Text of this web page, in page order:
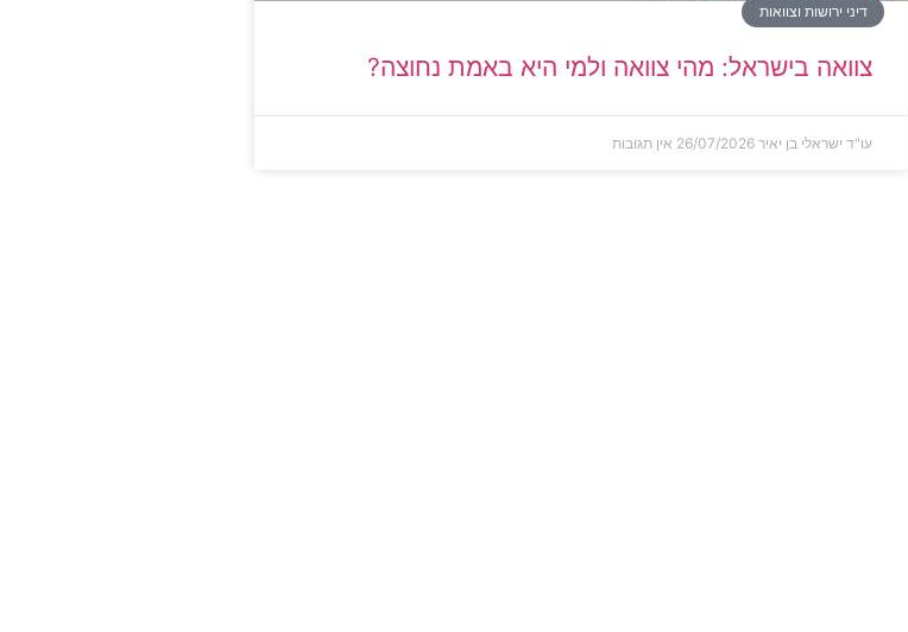
דיני ירושות וצוואות
צוואה בישראל: מהי צוואה ולמי היא באמת נחוצה?
עו"ד ישראלי בן יאיר 26/07/2026 אין תגובות